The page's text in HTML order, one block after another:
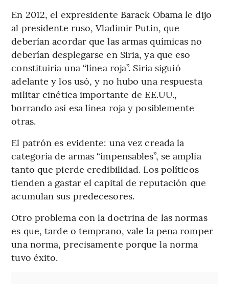
En 2012, el expresidente Barack Obama le dijo
al presidente ruso, Vladimir Putin, que
deberían acordar que las armas químicas no
deberían desplegarse en Siria, ya que eso
constituiría una “línea roja”. Siria siguió
adelante y los usó, y no hubo una respuesta
militar cinética importante de EE.UU.,
borrando así esa línea roja y posiblemente
otras.
El patrón es evidente: una vez creada la
categoría de armas “impensables”, se amplía
tanto que pierde credibilidad. Los políticos
tienden a gastar el capital de reputación que
acumulan sus predecesores.
Otro problema con la doctrina de las normas
es que, tarde o temprano, vale la pena romper
una norma, precisamente porque la norma
tuvo éxito.